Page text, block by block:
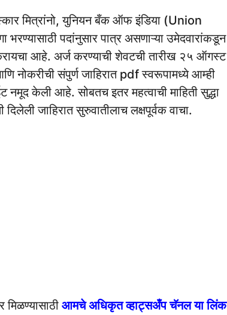
मित्रांनो, युनियन बँक ऑफ इंडिया (Union
पदांनुसार पात्र असणाऱ्या उमेदवारांकडून
आहे. अर्ज करण्याची शेवटची तारीख २५ ऑगस्ट
संपुर्ण जाहिरात pdf स्वरूपामध्ये आम्ही
केली आहे. सोबतच इतर महत्वाची माहिती सुद्धा
जाहिरात सुरुवातीलाच लक्षपूर्वक वाचा.
आमचे अधिकृत व्हाट्सअँप चॅनल या लिंक